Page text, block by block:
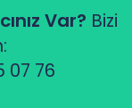
Var? Bizi
07 76